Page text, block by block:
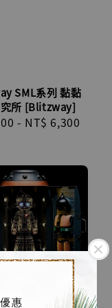
惠
SML系列 黏黏
所 [Blitzway]
- NT$ 6,300